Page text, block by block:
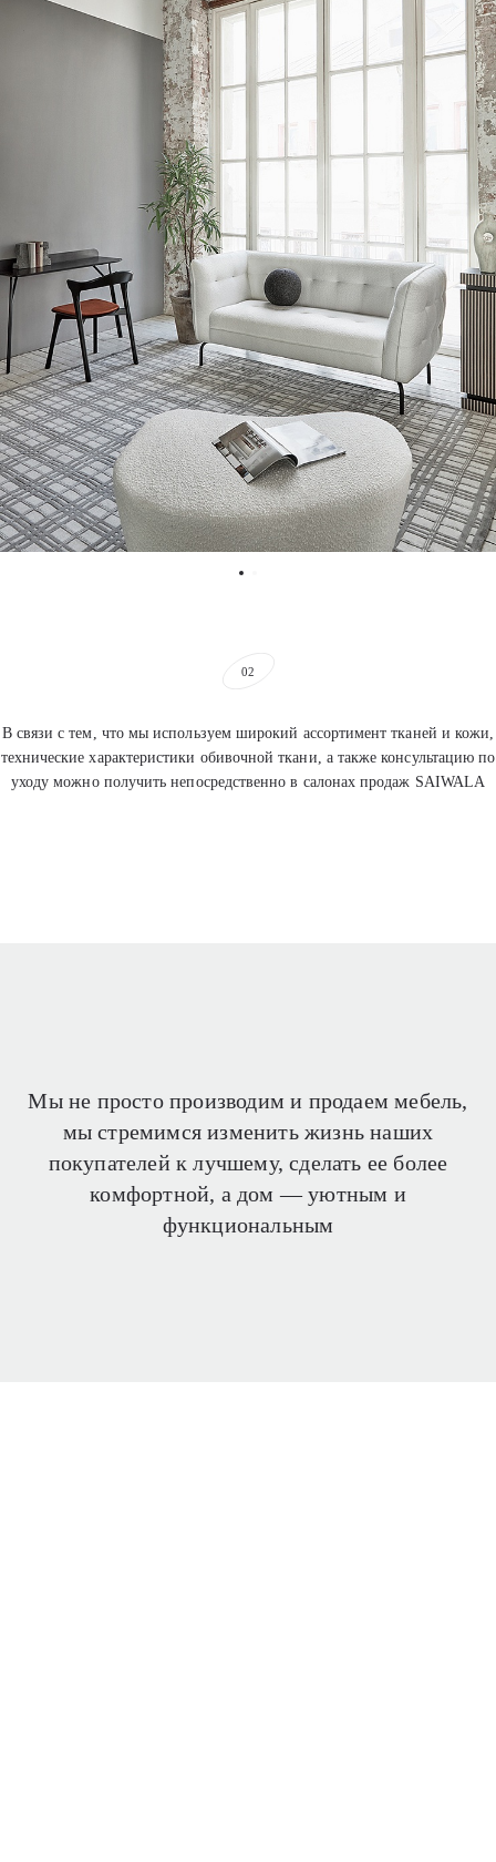
02
В связи с тем, что мы используем широкий ассортимент тканей и кожи,
технические характеристики обивочной ткани, а также консультацию по
уходу можно получить непосредственно в салонах продаж SAIWALA
Мы не просто производим и продаем мебель,
мы стремимся изменить жизнь наших
покупателей к лучшему, сделать ее более
комфортной, а дом —уютным и
функциональным